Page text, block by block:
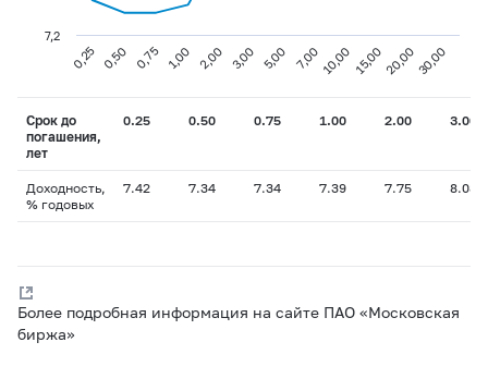
0,25 0,50 0,75 1,00 2,00 3,00 5,00 7,00 10,00 15,0020,0030,00
7,2
Срок до
погашения,
лет
0.25 0.50 0.75 1.00 2.00 3.00
Доходность,
% годовых
7.42 7.34 7.34 7.39 7.75 8.08
Более подробная информация на сайте ПАО «Московская
биржа»